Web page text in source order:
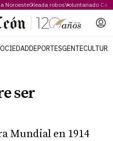
NoroesteOleada robosVoluntariado
DEPORTESGENTECULTURA
ser
Mundial en 1914